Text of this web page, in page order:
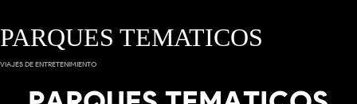
PARQUES TEMATICOS
VIAJES DE ENTRETENIMIENTO
PARQUES TEMATICOS